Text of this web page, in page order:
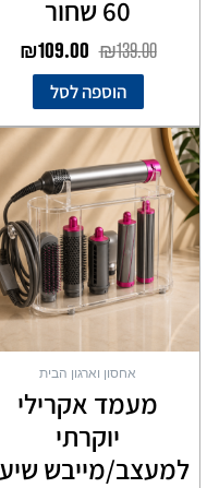
60 שחור
₪139.00
₪109.00
הוספה לסל
אחסון וארגון הבית
מעמד אקרילי
יוקרתי
למעצב/מייבש